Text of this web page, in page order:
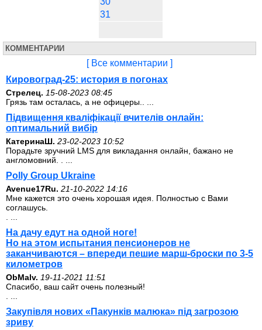
31
КОММЕНТАРИИ
[ Все комментарии ]
Кировоград-25: история в погонах
Стрелец. 15-08-2023 08:45
Грязь там осталась, а не офицеры.. ...
Підвищення кваліфікації вчителів онлайн:
оптимальний вибір
КатеринаШ. 23-02-2023 10:52
Порадьте зручний LMS для викладання онлайн, бажано не
англомовний. . ...
Polly Group Ukraine
Avenue17Ru. 21-10-2022 14:16
Мне кажется это очень хорошая идея. Полностью с Вами
соглашусь.
На дачу едут на одной ноге!
Но на этом испытания пенсионеров не
заканчиваются – впереди пешие марш-броски по 3-5
километров
ОbMalv. 19-11-2021 11:51
Спасибо, ваш сайт очень полезный!
Закупівля нових «Пакунків малюка» під загрозою
зриву